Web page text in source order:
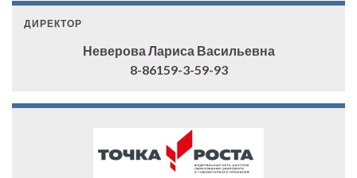
ДИРЕКТОР
Неверова Лариса Васильевна
8-86159-3-59-93